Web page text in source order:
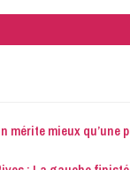
mérite mieux